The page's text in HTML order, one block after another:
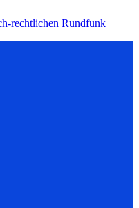
rechtlichen Rundfunk